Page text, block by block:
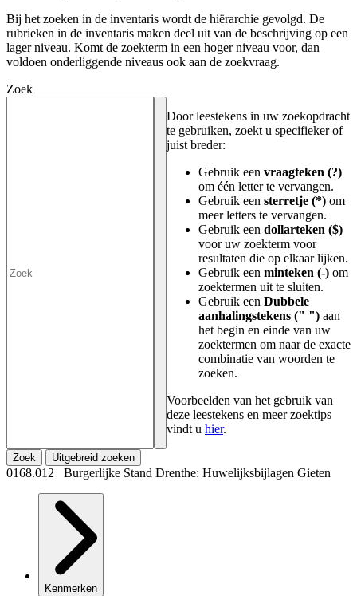
Bij het zoeken in de inventaris wordt de hiërarchie gevolgd. De
rubrieken in de inventaris maken deel uit van de beschrijving op een
lager niveau. Komt de zoekterm in een hoger niveau voor, dan
voldoen onderliggende niveaus ook aan de zoekvraag.
Zoek
Door leestekens in uw zoekopdracht
te gebruiken, zoekt u specifieker of
juist breder:
Gebruik een vraagteken (?)
om één letter te vervangen.
Gebruik een sterretje (*) om
meer letters te vervangen.
Gebruik een dollarteken ($)
voor uw zoekterm voor
resultaten die op elkaar lijken.
Gebruik een minteken (-) om
zoektermen uit te sluiten.
Gebruik een Dubbele
aanhalingstekens (" ") aan
het begin en einde van uw
zoektermen om naar de exacte
combinatie van woorden te
zoeken.
Voorbeelden van het gebruik van
deze leestekens en meer zoektips
vindt u hier.
Zoek Uitgebreid zoeken
0168.012 Burgerlijke Stand Drenthe: Huwelijksbijlagen Gieten
Kenmerken